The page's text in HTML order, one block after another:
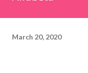
March 20, 2020